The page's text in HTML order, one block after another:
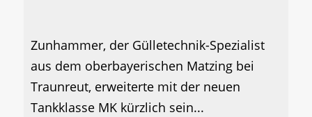
Zunhammer, der Gülletechnik-Spezialist
aus dem oberbayerischen Matzing bei
Traunreut, erweiterte mit der neuen
Tankklasse MK kürzlich sein...